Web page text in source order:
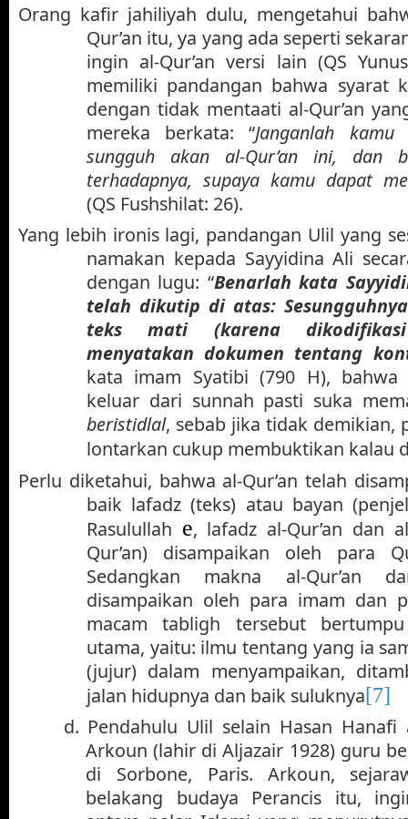
Orang kafir jahiliyah dulu, mengetahui
Qur’an itu, ya yang ada seperti
ingin al-Qur’an versi lain (QS
memiliki pandangan bahwa syarat
dengan tidak mentaati al-Qur’an
mereka berkata: “Janganlah kamu
sungguh akan al-Qur’an ini, dan
terhadapnya, supaya kamu dapat
(QS Fushshilat: 26).
Yang lebih ironis lagi, pandangan Ulil yang
namakan kepada Sayyidina Ali
dengan lugu: “Benarlah kata
telah dikutip di atas:
teks mati (karena
menyatakan dokumen tentang
kata imam Syatibi (790 H),
keluar dari sunnah pasti suka
beristidlal, sebab jika tidak demikian,
lontarkan cukup membuktikan kalau
Perlu diketahui, bahwa al-Qur’an telah
baik lafadz (teks) atau bayan
Rasulullah e, lafadz al-Qur’an dan
Qur’an) disampaikan oleh para
Sedangkan makna al-Qur’an
disampaikan oleh para imam dan
macam tabligh tersebut
utama, yaitu: ilmu tentang yang ia
(jujur) dalam menyampaikan,
jalan hidupnya dan baik suluknya[7]
d. Pendahulu Ulil selain Hasan Hanafi
Arkoun (lahir di Aljazair 1928) guru
di Sorbone, Paris. Arkoun,
belakang budaya Perancis itu,